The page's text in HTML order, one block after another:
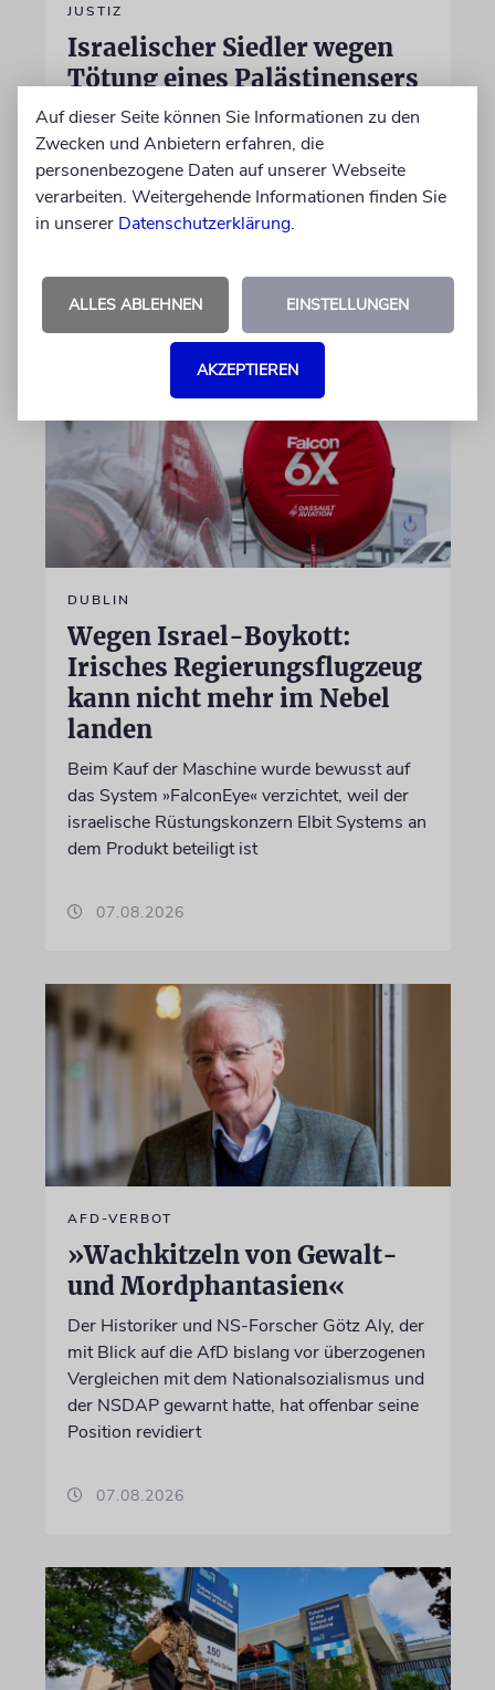
JUSTIZ
Israelischer Siedler wegen
Tötung eines Palästinensers
angeklagt
Der getötete Aktivist setzte sich gegen
Siedlergewalt ein und war an dem Oscar-
prämierten Film »No Other Land« beteiligt.
Jetzt steht der mutmaßliche Täter vor Gericht
07.08.2026
DUBLIN
Wegen Israel-Boykott:
Irisches Regierungsflugzeug
kann nicht mehr im Nebel
landen
Beim Kauf der Maschine wurde bewusst auf
das System »FalconEye« verzichtet, weil der
israelische Rüstungskonzern Elbit Systems an
dem Produkt beteiligt ist
07.08.2026
AFD-VERBOT
»Wachkitzeln von Gewalt-
und Mordphantasien«
Der Historiker und NS-Forscher Götz Aly, der
mit Blick auf die AfD bislang vor überzogenen
Vergleichen mit dem Nationalsozialismus und
der NSDAP gewarnt hatte, hat offenbar seine
Position revidiert
07.08.2026
Auf dieser Seite können Sie Informationen zu den
Zwecken und Anbietern erfahren, die
personenbezogene Daten auf unserer Webseite
verarbeiten. Weitergehende Informationen finden Sie
in unserer Datenschutzerklärung.
ALLES ABLEHNEN EINSTELLUNGEN
AKZEPTIEREN